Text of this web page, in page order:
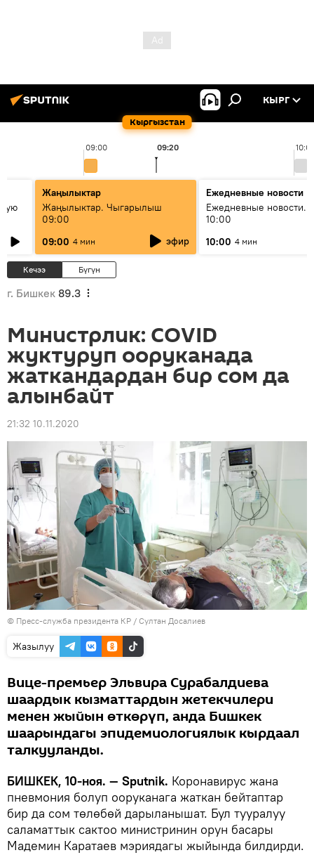
Кыргызстан
КЫРГ
09:00 09:20
Жаңылыктар
Жаңылыктар. Чыгарылыш
09:00
09:00 4 мин эфир
Ежедневные новости
Ежедневные новости.
10:00
10:00 4 мин
Кечээ Бүгүн
г. Бишкек 89.3
Министрлик: COVID
жуктуруп ооруканада
жаткандардан бир сом да
алынбайт
21:32 10.11.2020
© Пресс-служба президента КР / Султан Досалиев
Жазылуу
Вице-премьер Эльвира Сурабалдиева
шаардык кызматтардын жетекчилери
менен жыйын өткөрүп, анда Бишкек
шаарындагы эпидемиологиялык кырдаал
талкууланды.
БИШКЕК, 10-ноя. — Sputnik. Коронавирус жана
пневмония болуп ооруканага жаткан бейтаптар
бир да сом төлөбөй дарыланышат. Бул тууралуу
саламаттык сактоо министринин орун басары
Мадемин Каратаев мэриядагы жыйында билдирди.